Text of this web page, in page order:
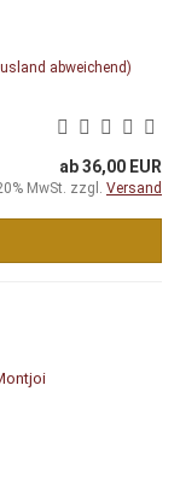
abweichend)
ab 36,00 EUR
MwSt. zzgl. Versand